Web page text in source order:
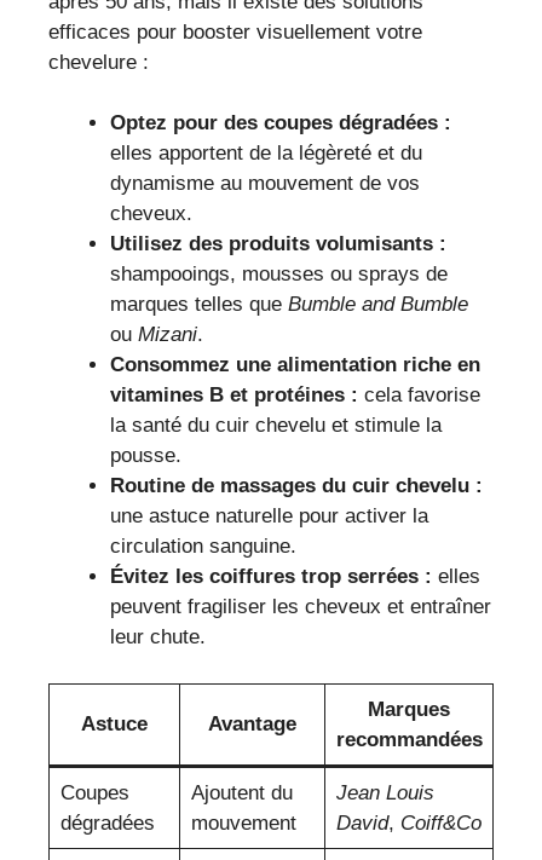
efficaces pour booster visuellement votre
chevelure :
Optez pour des coupes dégradées :
elles apportent de la légèreté et du
dynamisme au mouvement de vos
cheveux.
Utilisez des produits volumisants :
shampooings, mousses ou sprays de
marques telles que Bumble and Bumble
ou Mizani.
Consommez une alimentation riche en
vitamines B et protéines : cela favorise
la santé du cuir chevelu et stimule la
pousse.
Routine de massages du cuir chevelu :
une astuce naturelle pour activer la
circulation sanguine.
Évitez les coiffures trop serrées : elles
peuvent fragiliser les cheveux et entraîner
leur chute.
Astuce Avantage
Marques
recommandées
Coupes
dégradées
Ajoutent du
mouvement
Jean Louis
David, Coiff&Co